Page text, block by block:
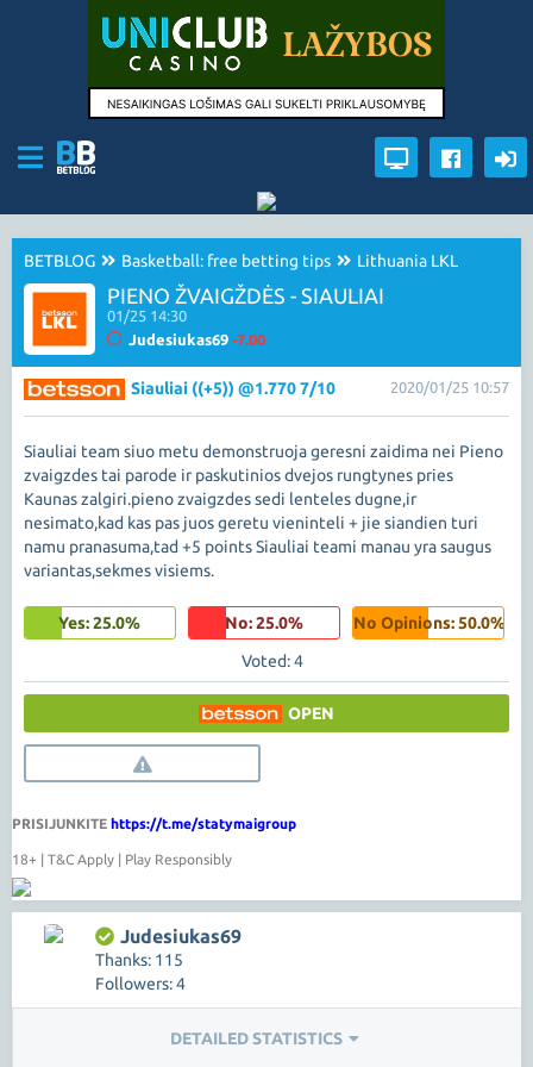
BETBLOG Basketball: free betting tips Lithuania LKL
PIENO ŽVAIGŽDĖS - SIAULIAI
01/25 14:30
Judesiukas69 -7.00
2020/01/25 10:57
Siauliai ((+5)) @1.770 7/10
Siauliai team siuo metu demonstruoja geresni zaidima nei Pieno
zvaigzdes tai parode ir paskutinios dvejos rungtynes pries
Kaunas zalgiri.pieno zvaigzdes sedi lenteles dugne,ir
nesimato,kad kas pas juos geretu vieninteli + jie siandien turi
namu pranasuma,tad +5 points Siauliai teami manau yra saugus
variantas,sekmes visiems.
Yes: 25.0% No: 25.0%
No Opinions: 50.0%
Voted: 4
OPEN
PRISIJUNKITE https://t.me/statymaigroup
18+ | T&C Apply | Play Responsibly
Judesiukas69
Thanks: 115
Followers: 4
DETAILED STATISTICS